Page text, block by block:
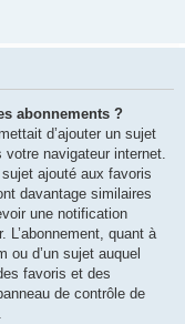
abonnements ?
d’ajouter un sujet
navigateur internet.
ajouté aux favoris
davantage similaires
une notification
L’abonnement, quant à
ou d’un sujet auquel
favoris et des
de contrôle de